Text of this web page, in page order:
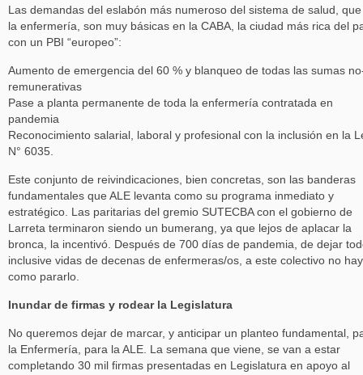
Las demandas del eslabón más numeroso del sistema de salud,
la enfermería, son muy básicas en la CABA, la ciudad más rica del
con un PBI “europeo”:
Aumento de emergencia del 60 % y blanqueo de todas las sumas
remunerativas
Pase a planta permanente de toda la enfermería contratada en
pandemia
Reconocimiento salarial, laboral y profesional con la inclusión en la
N° 6035.
Este conjunto de reivindicaciones, bien concretas, son las banderas
fundamentales que ALE levanta como su programa inmediato y
estratégico. Las paritarias del gremio SUTECBA con el gobierno de
Larreta terminaron siendo un bumerang, ya que lejos de aplacar la
bronca, la incentivó. Después de 700 días de pandemia, de dejar
inclusive vidas de decenas de enfermeras/os, a este colectivo no hay
como pararlo.
Inundar de firmas y rodear la Legislatura
No queremos dejar de marcar, y anticipar un planteo fundamental,
la Enfermería, para la ALE. La semana que viene, se van a estar
completando 30 mil firmas presentadas en Legislatura en apoyo al